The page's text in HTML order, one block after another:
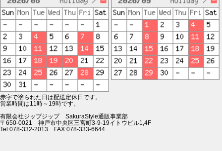
赤字で塗られた日は配送定休日です。
営業時間は11時～19時です。
有限会社ジップジップ SakuraStyle通販事業部
〒650-0021 神戸市中央区三宮町3-9-19イトウビル1,4F
Tel:078-332-2013 FAX:078-333-6644